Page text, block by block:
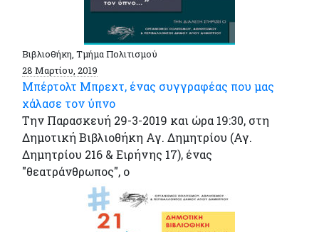
Βιβλιοθήκη, Τμήμα Πολιτισμού
28 Μαρτίου, 2019
Μπέρτολτ Μπρεχτ, ένας συγγραφέας που μας
χάλασε τον ύπνο
Την Παρασκευή 29-3-2019 και ώρα 19:30, στη
Δημοτική Βιβλιοθήκη Αγ. Δημητρίου (Αγ.
Δημητρίου 216 & Ειρήνης 17), ένας
"θεατράνθρωπος", ο